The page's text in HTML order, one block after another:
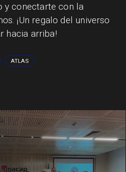
y conectarte con la
¡Un regalo del universo
hacia arriba!
ATLAS